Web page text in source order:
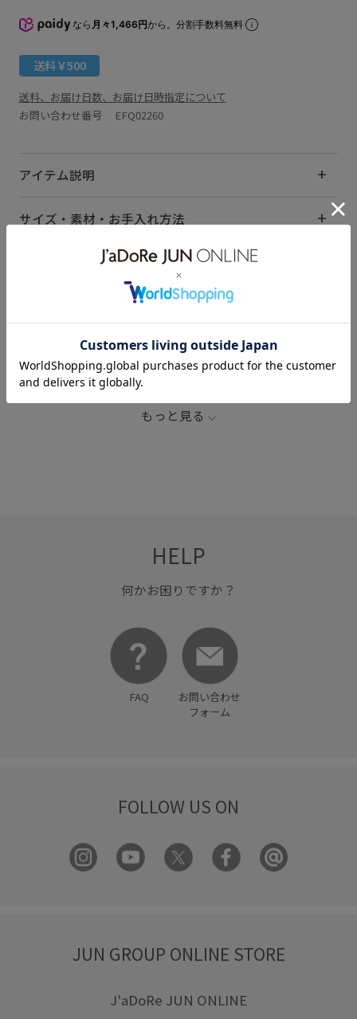
なら 月々1,466円から。分割手数料無料
送料￥500
送料、お届け日数、お届け日時指定について
お問い合わせ番号 EFQ02260
アイテム説明
サイズ・素材・お手入れ方法
LB_COUPON コスメ/香水 ブラシ メイク
メイク小物 メイク雑貨
もっと見る
HELP
何かお困りですか？
FAQ
お問い合わせ
フォーム
FOLLOW US ON
JUN GROUP ONLINE STORE
J'aDoRe JUN ONLINE